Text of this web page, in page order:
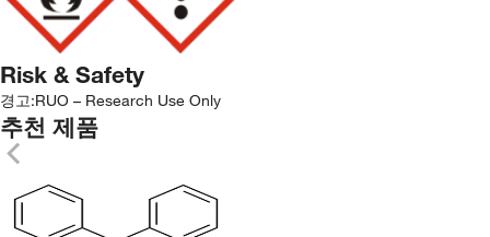
Risk & Safety
경고:RUO – Research Use Only
추천 제품